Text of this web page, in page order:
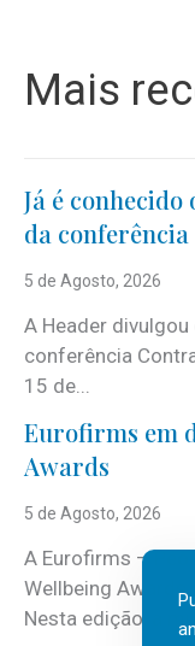
Mais
Já é
da
5 de Agosto, 2026
A Header
conferência
15 de...
Eurofirms em
Awards
5 de Agosto, 2026
A Eurofirms –
Wellbeing Awards,
Nesta edição, a